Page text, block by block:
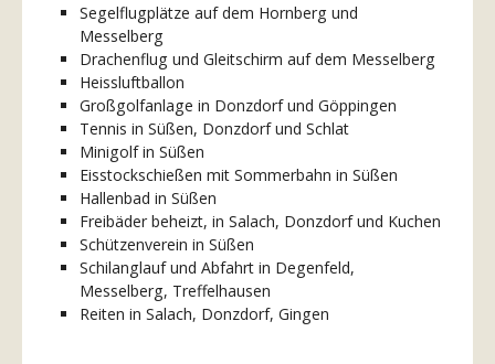
Segelflugplätze auf dem Hornberg und
Messelberg
Drachenflug und Gleitschirm auf dem Messelberg
Heissluftballon
Großgolfanlage in Donzdorf und Göppingen
Tennis in Süßen, Donzdorf und Schlat
Minigolf in Süßen
Eisstockschießen mit Sommerbahn in Süßen
Hallenbad in Süßen
Freibäder beheizt, in Salach, Donzdorf und Kuchen
Schützenverein in Süßen
Schilanglauf und Abfahrt in Degenfeld,
Messelberg, Treffelhausen
Reiten in Salach, Donzdorf, Gingen